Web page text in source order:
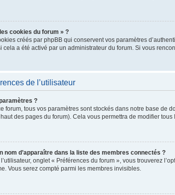
cookies du forum » ?
créés par phpBB qui conservent vos paramètres
cela a été activé par un administrateur du forum. Si vous
de l’utilisateur
?
forum, tous vos paramètres sont stockés dans notre base de
des pages du forum). Cela vous permettra de modifier
nom d’apparaître dans la liste des membres connectés ?
onglet « Préférences du forum », vous trouverez
Vous serez compté parmi les membres invisibles.